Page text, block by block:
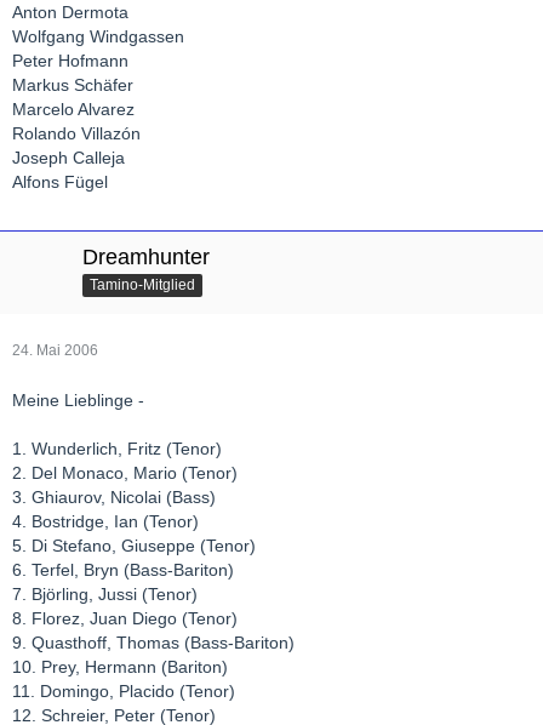
Anton Dermota
Wolfgang Windgassen
Peter Hofmann
Markus Schäfer
Marcelo Alvarez
Rolando Villazón
Joseph Calleja
Alfons Fügel
Dreamhunter
Tamino-Mitglied
24. Mai 2006
Meine Lieblinge -
1. Wunderlich, Fritz (Tenor)
2. Del Monaco, Mario (Tenor)
3. Ghiaurov, Nicolai (Bass)
4. Bostridge, Ian (Tenor)
5. Di Stefano, Giuseppe (Tenor)
6. Terfel, Bryn (Bass-Bariton)
7. Björling, Jussi (Tenor)
8. Florez, Juan Diego (Tenor)
9. Quasthoff, Thomas (Bass-Bariton)
10. Prey, Hermann (Bariton)
11. Domingo, Placido (Tenor)
12. Schreier, Peter (Tenor)